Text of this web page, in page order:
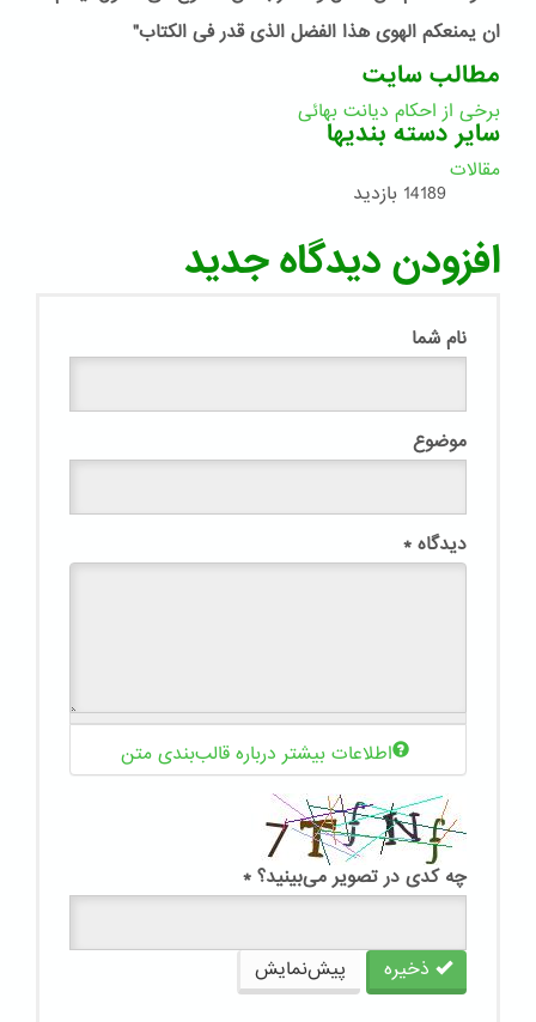
ان یمنعکم الهوی هذا الفضل الذی قدر فی الکتاب"
مطالب سایت
برخی از احکام دیانت بهائی
سایر دسته بندیها
مقالات
14189 بازدید
افزودن دیدگاه جدید
نام شما
موضوع
دیدگاه *
اطلاعات بیشتر درباره قالب‌بندی متن
چه کدی در تصویر می‌بینید؟ *
ذخیره پیش‌نمایش